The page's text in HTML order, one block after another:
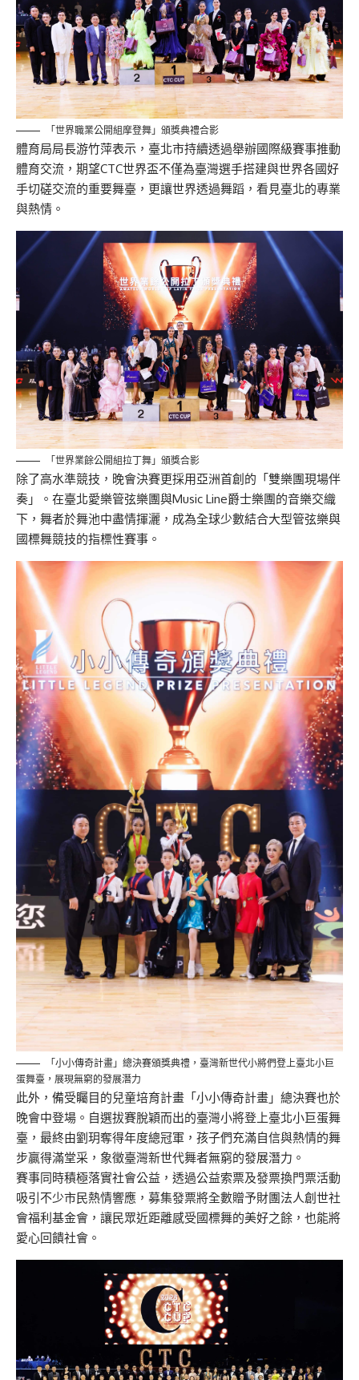
「世界職業公開組摩登舞」頒獎典禮合影
體育局局長游竹萍表示，臺北市持續透過舉辦國際級賽事推動
體育交流，期望CTC世界盃不僅為臺灣選手搭建與世界各國好
手切磋交流的重要舞臺，更讓世界透過舞蹈，看見臺北的專業
與熱情。
「世界業餘公開組拉丁舞」頒獎合影
除了高水準競技，晚會決賽更採用亞洲首創的「雙樂團現場伴
奏」。在臺北愛樂管弦樂團與Music Line爵士樂團的音樂交織
下，舞者於舞池中盡情揮灑，成為全球少數結合大型管弦樂與
國標舞競技的指標性賽事。
「小小傳奇計畫」總決賽頒獎典禮，臺灣新世代小將們登上臺北小巨
蛋舞臺，展現無窮的發展潛力
此外，備受矚目的兒童培育計畫「小小傳奇計畫」總決賽也於
晚會中登場。自選拔賽脫穎而出的臺灣小將登上臺北小巨蛋舞
臺，最終由劉玥奪得年度總冠軍，孩子們充滿自信與熱情的舞
步贏得滿堂采，象徵臺灣新世代舞者無窮的發展潛力。
賽事同時積極落實社會公益，透過公益索票及發票換門票活動
吸引不少市民熱情響應，募集發票將全數贈予財團法人創世社
會福利基金會，讓民眾近距離感受國標舞的美好之餘，也能將
愛心回饋社會。